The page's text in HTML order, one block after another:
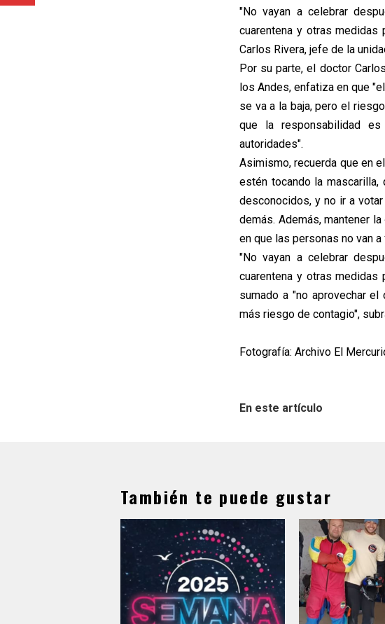
"No vayan a celebrar
cuarentena y otras medidas
Carlos Rivera, jefe de la
Por su parte, el doctor
los Andes, enfatiza en que
se va a la baja, pero el
que la responsabilidad
autoridades".
Asimismo, recuerda que en
estén tocando la
desconocidos, y no ir a
demás. Además, mantener
en que las personas no van
"No vayan a celebrar
cuarentena y otras medidas
sumado a "no aprovechar
más riesgo de contagio",
Fotografía: Archivo El
En este artículo
También te puede gustar